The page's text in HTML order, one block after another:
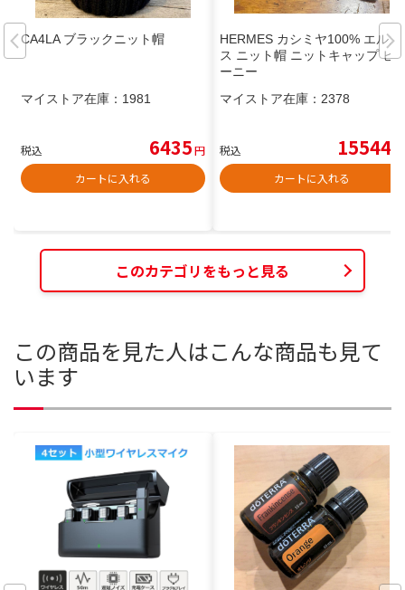
CA4LA ブラックニット帽
マイストア在庫： 1981
税込 6435円
カートに入れる
HERMES カシミヤ100% エルメ
ス ニット帽 ニットキャップ ビ
ーニー
マイストア在庫： 2378
税込 15544
カートに入れる
このカテゴリをもっと見る
この商品を見た人はこんな商品も見て
います